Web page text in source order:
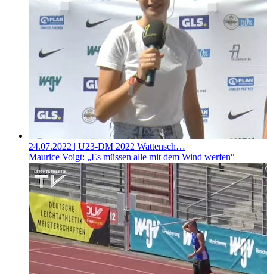
24.07.2022 | U23-DM 2022 Wattensch…
Maurice Voigt: „Es müssen alle mit dem Wind werfen“